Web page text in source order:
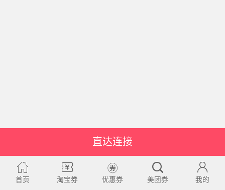
直达连接
首页 淘宝券 优惠券 美团券 我的